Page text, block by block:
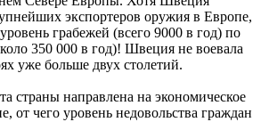
экспортеров оружия в Европе,
грабежей (всего 9000 в год) по
350 000 в год)! Швеция не воевала
уже больше двух столетий.
страны направлена на экономическое
от чего уровень недовольства граждан